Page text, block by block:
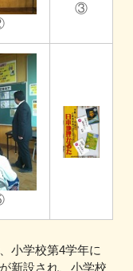
③
小学校第4学年に
新設され、小学校